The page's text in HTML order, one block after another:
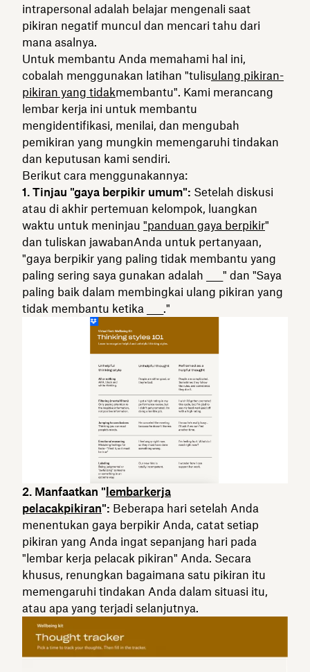
intrapersonal adalah belajar mengenali saat
pikiran negatif muncul dan mencari tahu dari
mana asalnya.
Untuk membantu Anda memahami hal ini,
cobalah menggunakan latihan "tulisulang pikiran-
pikiran yang tidakmembantu". Kami merancang
lembar kerja ini untuk membantu
mengidentifikasi, menilai, dan mengubah
pemikiran yang mungkin memengaruhi tindakan
dan keputusan kami sendiri.
Berikut cara menggunakannya:
1. Tinjau "gaya berpikir umum": Setelah diskusi
atau di akhir pertemuan kelompok, luangkan
waktu untuk meninjau "panduan gaya berpikir"
dan tuliskan jawabanAnda untuk pertanyaan,
"gaya berpikir yang paling tidak membantu yang
paling sering saya gunakan adalah ____" dan "Saya
paling baik dalam membingkai ulang pikiran yang
tidak membantu ketika ____."
2. Manfaatkan "lembarkerja
pelacakpikiran": Beberapa hari setelah Anda
menentukan gaya berpikir Anda, catat setiap
pikiran yang Anda ingat sepanjang hari pada
"lembar kerja pelacak pikiran" Anda. Secara
khusus, renungkan bagaimana satu pikiran itu
memengaruhi tindakan Anda dalam situasi itu,
atau apa yang terjadi selanjutnya.